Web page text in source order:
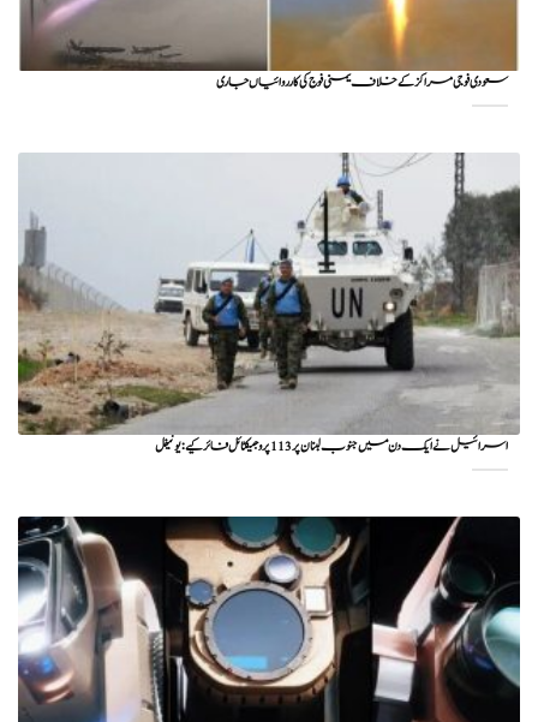
سعودی فوجی مراکز کے خلاف یمنی فوج کی کارروائیاں جاری
اسرائیل نے ایک دن میں جنوب لبنان پر 113 پروجیکٹائل فائر کیے: یونیفل